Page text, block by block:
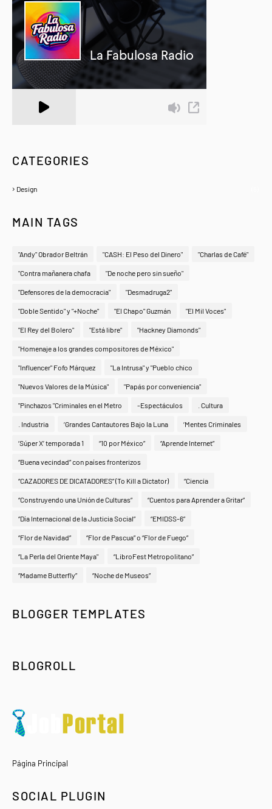
CATEGORIES
Design
MAIN TAGS
"Andy" Obrador Beltrán "CASH: El Peso del Dinero" "Charlas de Café"
"Contra mañanera chafa "De noche pero sin sueño"
"Defensores de la democracia" "Desmadruga2"
"Doble Sentido" y "+Noche" "El Chapo" Guzmán "El Mil Voces"
"El Rey del Bolero" "Está libre" "Hackney Diamonds"
"Homenaje a los grandes compositores de México"
"Influencer" Fofo Márquez "La Intrusa" y "Pueblo chico
"Nuevos Valores de la Música" "Papás por conveniencia"
"Pinchazos "Criminales en el Metro -Espectáculos . Cultura
. Industria ‘Grandes Cantautores Bajo la Luna ‘Mentes Criminales
‘Súper X’ temporada 1 “10 por México” “Aprende Internet”
“Buena vecindad” con países fronterizos
“CAZADORES DE DICATADORES” (To Kill a Dictator) “Ciencia
“Construyendo una Unión de Culturas” “Cuentos para Aprender a Gritar”
“Día Internacional de la Justicia Social” “EMIDSS-6”
“Flor de Navidad” “Flor de Pascua” o “Flor de Fuego”
“La Perla del Oriente Maya" “LibroFest Metropolitano”
“Madame Butterfly” “Noche de Museos”
BLOGGER TEMPLATES
BLOGROLL
Página Principal
SOCIAL PLUGIN